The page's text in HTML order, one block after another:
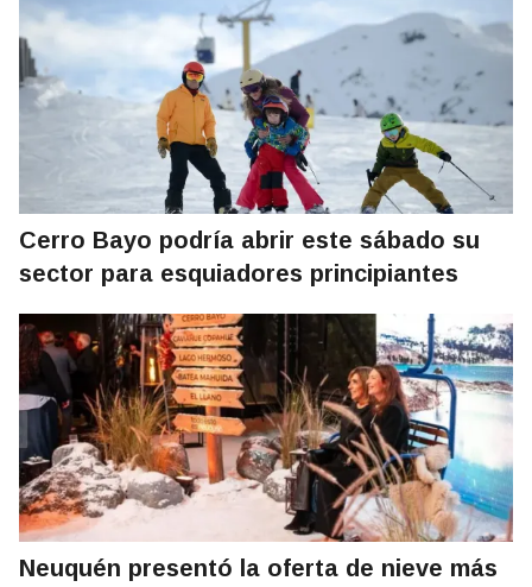
Cerro Bayo podría abrir este sábado su
sector para esquiadores principiantes
Neuquén presentó la oferta de nieve más